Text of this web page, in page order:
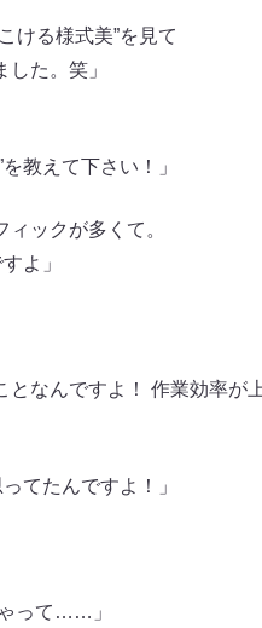
ける様式美”を見て
た。笑」
教えて下さい！」
ックが多くて。
よ」
なんですよ！ 作業効率が
てたんですよ！」
って……」